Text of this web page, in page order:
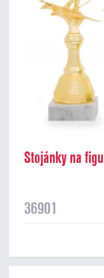
Stojánky na
36901